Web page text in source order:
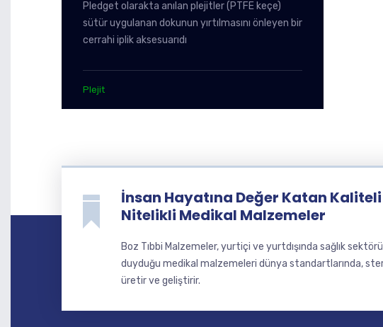
Pledget olarakta anılan plejitler (PTFE keçe)
sütür uygulanan dokunun yırtılmasını önleyen bir
cerrahi iplik aksesuarıdı
Plejit
İnsan Hayatına Değer Katan
Nitelikli Medikal Malzemeler
Boz Tıbbi Malzemeler, yurtiçi ve yurtdışında sağlık
duyduğu medikal malzemeleri dünya standartlarında,
üretir ve geliştirir.